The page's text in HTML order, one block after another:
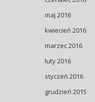
maj 2016
kwiecień 2016
marzec 2016
luty 2016
styczeń 2016
grudzień 2015